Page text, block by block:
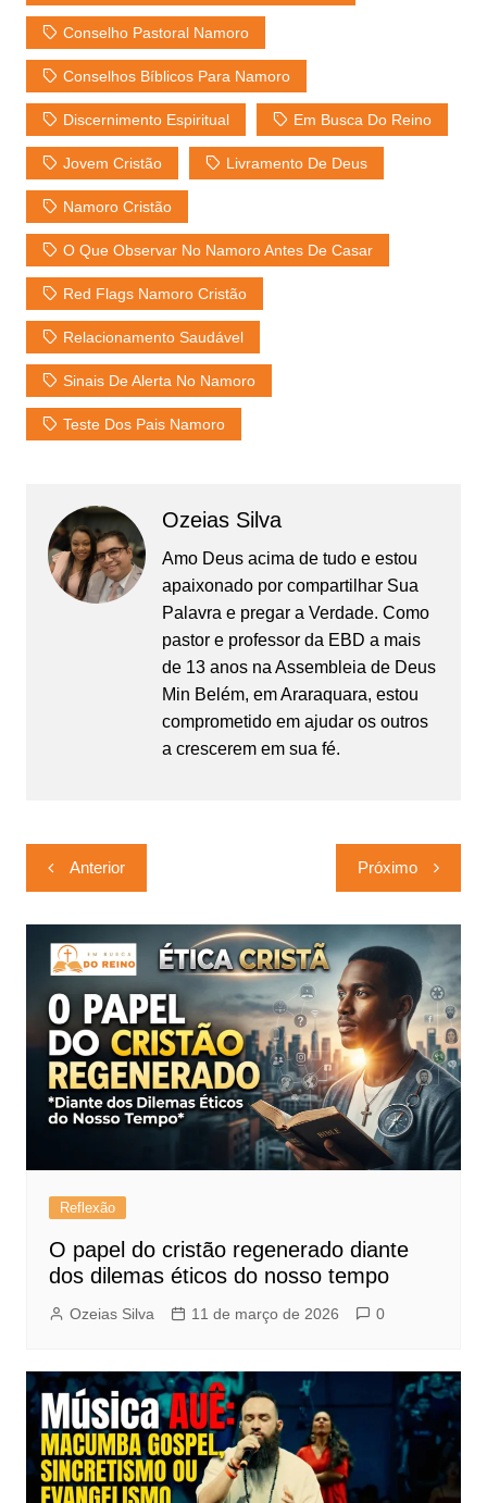
Conselho Pastoral Namoro
Conselhos Bíblicos Para Namoro
Discernimento Espiritual Em Busca Do Reino
Jovem Cristão Livramento De Deus
Namoro Cristão
O Que Observar No Namoro Antes De Casar
Red Flags Namoro Cristão
Relacionamento Saudável
Sinais De Alerta No Namoro
Teste Dos Pais Namoro
Ozeias Silva
Amo Deus acima de tudo e estou
apaixonado por compartilhar Sua
Palavra e pregar a Verdade. Como
pastor e professor da EBD a mais
de 13 anos na Assembleia de Deus
Min Belém, em Araraquara, estou
comprometido em ajudar os outros
a crescerem em sua fé.
Navegação
de
Post
Anterior Próximo
Reflexão
O papel do cristão regenerado diante
dos dilemas éticos do nosso tempo
Ozeias Silva 11 de março de 2026 0